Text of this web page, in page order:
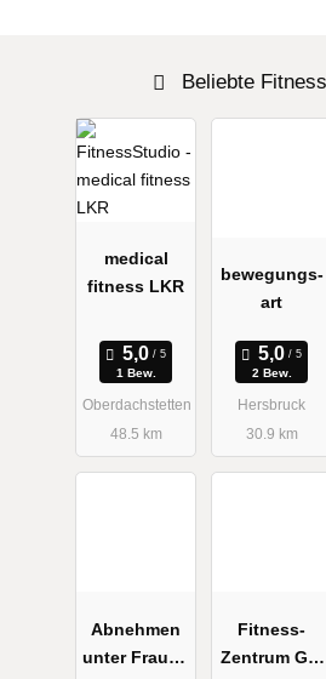
Beliebte
medical
fitness LKR
1 Bew.
Oberdachstetten
48.5 km
bewegungs-
art
2 Bew.
Hersbruck
30.9 km
Abnehmen
unter Frauen
Fitness-
Zentrum Get